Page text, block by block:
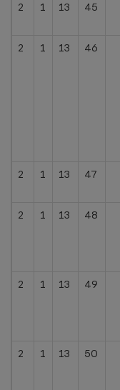
2 1 13 45
2 1 13 46
2 1 13 47
2 1 13 48
2 1 13 49
2 1 13 50